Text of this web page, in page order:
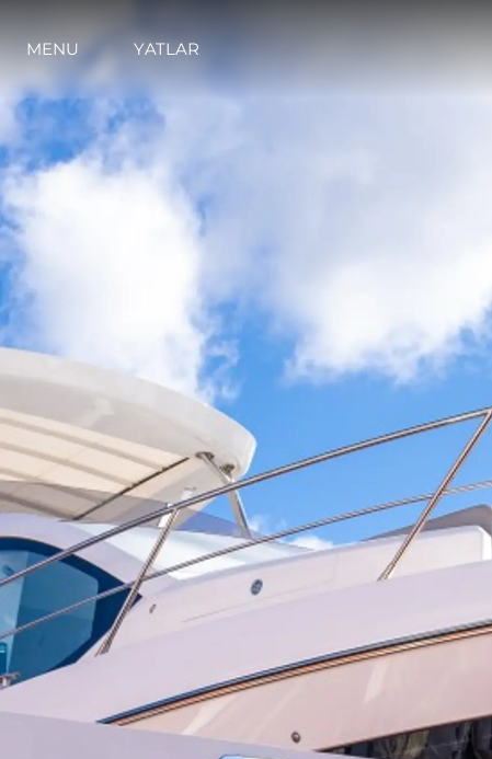
MENU YATLAR